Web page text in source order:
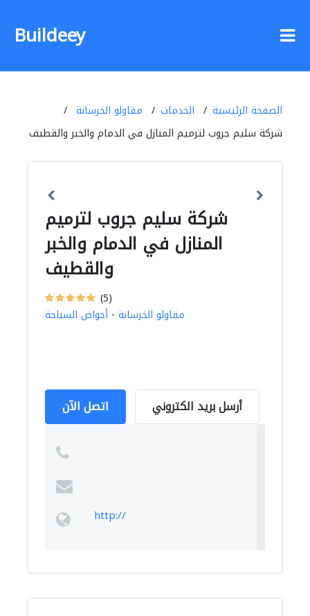
Buildeey
الصفحة الرئيسية الخدمات
مقاولو الخرسانة
شركة سليم جروب لترميم المنازل في الدمام والخبر والقطيف
شركة سليم جروب لترميم
المنازل في الدمام والخبر
والقطيف
(5)
مقاولو الخرسانة - أحواض السباحة
اتصل الآن أرسل بريد الكتروني
http://